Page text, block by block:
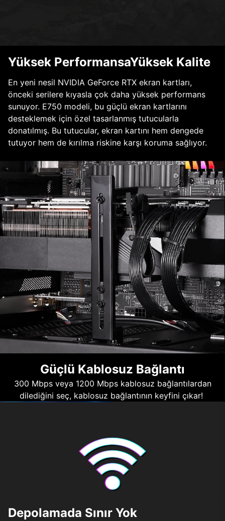
Yüksek PerformansaYüksek Kalite
En yeni nesil NVIDIA GeForce RTX ekran kartları,
önceki serilere kıyasla çok daha yüksek performans
sunuyor. E750 modeli, bu güçlü ekran kartlarını
desteklemek için özel tasarlanmış tutucularla
donatılmış. Bu tutucular, ekran kartını hem dengede
tutuyor hem de kırılma riskine karşı koruma sağlıyor.
Güçlü Kablosuz Bağlantı
300 Mbps veya 1200 Mbps kablosuz bağlantılardan
dilediğini seç, kablosuz bağlantının keyfini çıkar!
Depolamada Sınır Yok